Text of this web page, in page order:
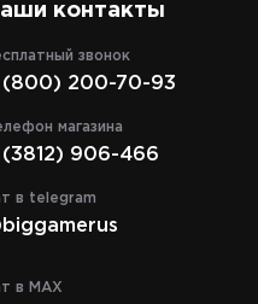
контакты
звонок
(800) 200-70-93
магазина
(3812) 906-466
в telegram
в MAX